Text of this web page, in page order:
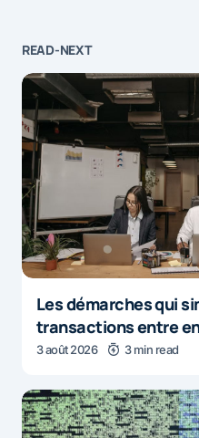
READ-NEXT
Les démarches qui
transactions entre
3 août 2026 3 min read